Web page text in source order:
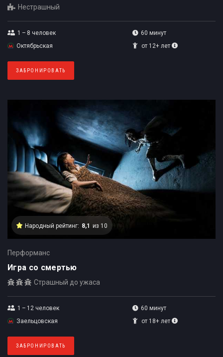
Нестрашный
1 – 8 человек
60 минут
Октябрьская
от 12+ лет
ЗАБРОНИРОВАТЬ
Народный рейтинг: 8,1 из 10
Перформанс
Игра со смертью
Страшный до ужаса
1 – 12 человек
60 минут
Заельцовская
от 18+ лет
ЗАБРОНИРОВАТЬ